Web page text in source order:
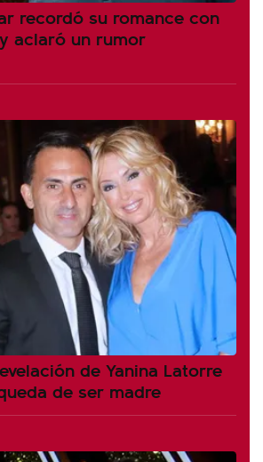
recordó su romance con
aclaró un rumor
de Yanina Latorre
de ser madre